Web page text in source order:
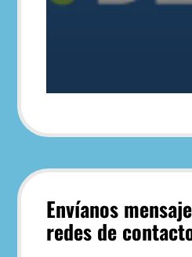
Envíanos
redes de